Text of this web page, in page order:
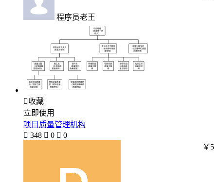
程序员老王
收藏
立即使用
项目质量管理机构
 348  0  0
￥5